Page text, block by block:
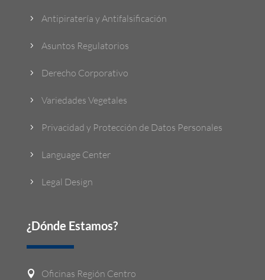
5 Antipiratería y Antifalsificación
5 Asuntos Regulatorios
5 Derecho Corporativo
5 Variedades Vegetales
5 Privacidad y Protección de Datos Personales
5 Language Center
5 Legal Design
¿Dónde Estamos?
 Oficinas Región Centro